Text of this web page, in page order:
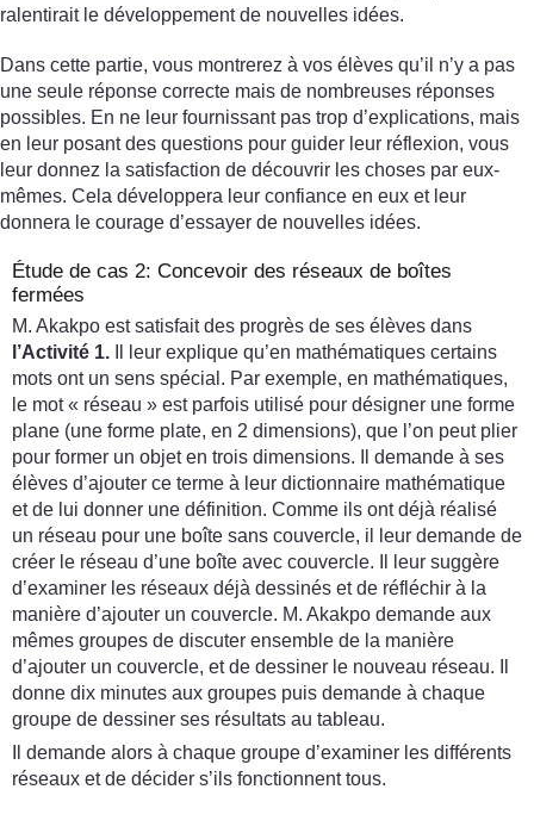
ralentirait le développement de nouvelles idées.
Dans cette partie, vous montrerez à vos élèves qu’il n’y a pas
une seule réponse correcte mais de nombreuses réponses
possibles. En ne leur fournissant pas trop d’explications, mais
en leur posant des questions pour guider leur réflexion, vous
leur donnez la satisfaction de découvrir les choses par eux-
mêmes. Cela développera leur confiance en eux et leur
donnera le courage d’essayer de nouvelles idées.
Étude de cas 2: Concevoir des réseaux de boîtes
fermées
M. Akakpo est satisfait des progrès de ses élèves dans
l’Activité 1.
Il leur explique qu’en mathématiques certains
mots ont un sens spécial. Par exemple, en mathématiques,
le mot « réseau » est parfois utilisé pour désigner une forme
plane (une forme plate, en 2 dimensions), que l’on peut plier
pour former un objet en trois dimensions. Il demande à ses
élèves d’ajouter ce terme à leur dictionnaire mathématique
et de lui donner une définition. Comme ils ont déjà réalisé
un réseau pour une boîte sans couvercle, il leur demande de
créer le réseau d’une boîte avec couvercle. Il leur suggère
d’examiner les réseaux déjà dessinés et de réfléchir à la
manière d’ajouter un couvercle. M. Akakpo demande aux
mêmes groupes de discuter ensemble de la manière
d’ajouter un couvercle, et de dessiner le nouveau réseau. Il
donne dix minutes aux groupes puis demande à chaque
groupe de dessiner ses résultats au tableau.
Il demande alors à chaque groupe d’examiner les différents
réseaux et de décider s’ils fonctionnent tous.